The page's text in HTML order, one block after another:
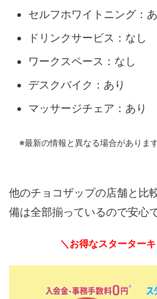
セルフホワイトニング：
ドリンクサービス：なし
ワークスペース：なし
デスクバイク：あり
マッサージチェア：あり
※最新の情報と異なる場合がありま
他のチョコザップの店舗と比
備は全部揃っているので安心
＼お得なスターター